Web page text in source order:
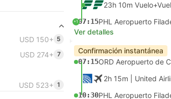
USD 150+ 5
USD 274+ 7
USD 523+ 1
23h 10m
+107:15PHL Aeropuerto
Ver detalles
Confirmación instantánea
07:15ORD Aeropuerto de
2h 15m | United
10:30PHL Aeropuerto